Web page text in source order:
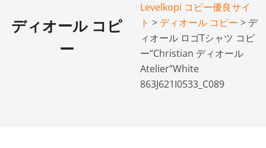
ディオール コピ
ー
Levelkopi コピー優良サイ
ト > ディオール コピー > デ
ィオール ロゴTシャツ コピ
ー​“Christian ディオール
Atelier”White
863J621I0533_C089